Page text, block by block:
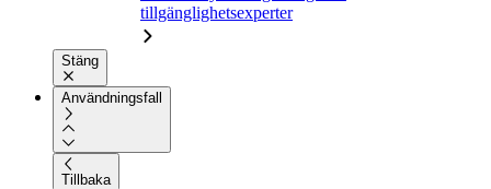
tillgänglighetsexperter
Stäng
Användningsfall
Tillbaka